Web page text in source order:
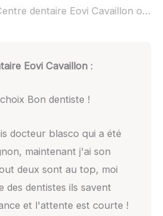
Centre dentaire Eovi Cavaillon ouvert dimanche :
Eovi Cavaillon:
Bon dentiste !
docteur blasco qui a été
maintenant j'ai son
deux sont au top, moi
des dentistes ils savent
et l'attente est courte !